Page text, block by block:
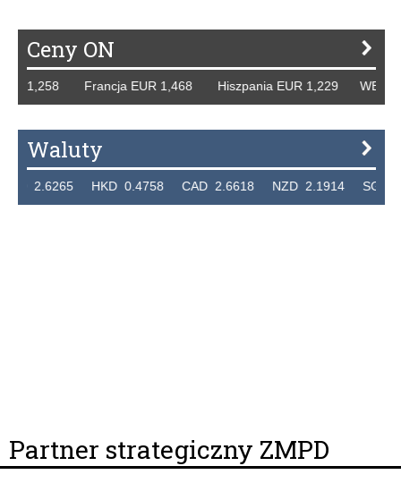
Ceny ON
1,258 Francja EUR 1,468 Hiszpania EUR 1,229 WB
Waluty
2.6265 HKD 0.4758 CAD 2.6618 NZD 2.1914 SGD
Partner strategiczny ZMPD